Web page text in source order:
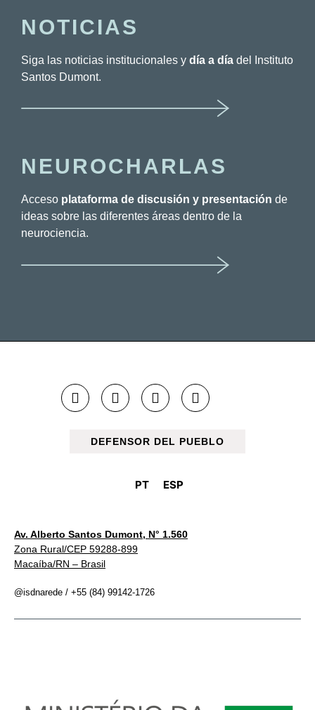
NOTICIAS
Siga las noticias institucionales y día a día del Instituto
Santos Dumont.
NEUROCHARLAS
Acceso plataforma de discusión y presentación de
ideas sobre las diferentes áreas dentro de la
neurociencia.
DEFENSOR DEL PUEBLO
PT ESP
Av. Alberto Santos Dumont, N° 1.560
Zona Rural/CEP 59288-899
Macaíba/RN – Brasil
@isdnarede / +55 (84) 99142-1726